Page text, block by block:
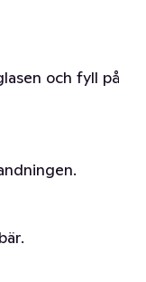
och fyll på